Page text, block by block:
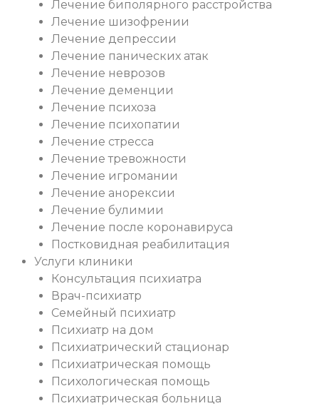
Лечение биполярного расстройства
Лечение шизофрении
Лечение депрессии
Лечение панических атак
Лечение неврозов
Лечение деменции
Лечение психоза
Лечение психопатии
Лечение стресса
Лечение тревожности
Лечение игромании
Лечение анорексии
Лечение булимии
Лечение после коронавируса
Постковидная реабилитация
Услуги клиники
Консультация психиатра
Врач-психиатр
Семейный психиатр
Психиатр на дом
Психиатрический стационар
Психиатрическая помощь
Психологическая помощь
Психиатрическая больница